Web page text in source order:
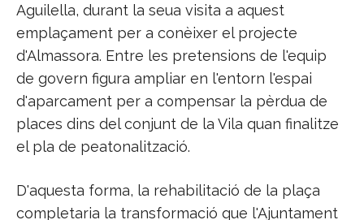
Aguilella, durant la seua visita a aquest
emplaçament per a conèixer el projecte
d'Almassora. Entre les pretensions de l'equip
de govern figura ampliar en l'entorn l'espai
d'aparcament per a compensar la pèrdua de
places dins del conjunt de la Vila quan finalitze
el pla de peatonalització.
D'aquesta forma, la rehabilitació de la plaça
completaria la transformació que l'Ajuntament